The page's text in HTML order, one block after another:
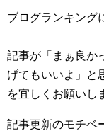
ブログランキング
記事が「まぁ良か
げてもいいよ」と
を宜しくお願いし
記事更新のモチベ